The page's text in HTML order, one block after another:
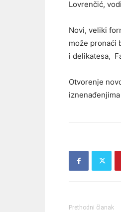
Lovrenčić,
Novi, veliki
može pronaći
i delikatesa,
Otvorenje
Prethodni članak